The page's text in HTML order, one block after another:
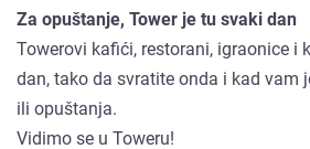
Za opuštanje, Tower je tu svaki dan
Towerovi kafići, restorani, igraonice i
dan, tako da svratite onda i kad vam
ili opuštanja.
Vidimo se u Toweru!